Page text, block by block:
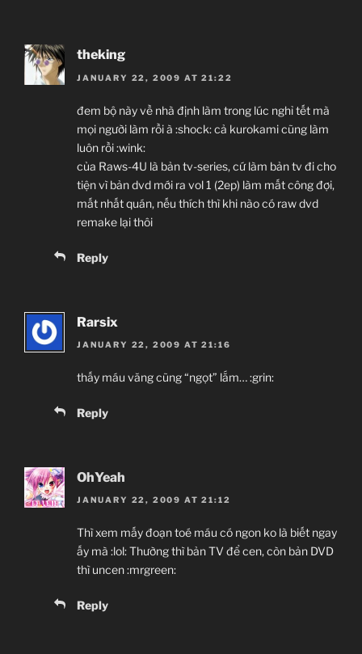
theking
JANUARY 22, 2009 AT 21:22
đem bộ này về nhà định làm trong lúc nghỉ tết mà
mọi người làm rồi à :shock: cả kurokami cũng làm
luôn rồi :wink:
của Raws-4U là bản tv-series, cứ làm bản tv đi cho
tiện vì bản dvd mới ra vol 1 (2ep) làm mất công đợi,
mất nhất quán, nếu thích thì khi nào có raw dvd
remake lại thôi
Reply
Rarsix
JANUARY 22, 2009 AT 21:16
thấy máu văng cũng “ngọt” lắm… :grin:
Reply
OhYeah
JANUARY 22, 2009 AT 21:12
Thì xem mấy đoạn toé máu có ngon ko là biết ngay
ấy mà :lol: Thường thì bản TV để cen, còn bản DVD
thì uncen :mrgreen:
Reply